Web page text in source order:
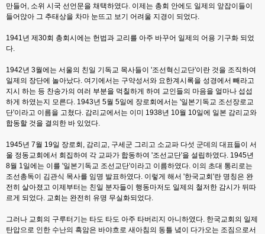
만들어, 소위 시국 선언문을 채택하였다. 이제는 총회 안에도 일제의 앞잡이들이
들어앉아 그 추태상을 차마 눈뜨고 보기 어려울 지경이 되었다.
1941년 제30회 총회시에는 헌법과 교리를 아주 바꾸어 일제의 어용 기구화 되었
다.
1942년 3월에는 서울의 친일 기독교 목사들이 '조선혁신교단'이란 것을 조직하여
일제의 장단에 놀아났다. 여기에서는 구약성서와 요한계시록을 성경에서 빼라고
지시 하는 등 찬송가의 여러 부분을 먹칠하게 하여 교인들의 마음을 얼마나 섭섭
하게 하였는지 모른다. 1943년 5월 5일에 장로회에서는 '일본기독교 조선장로교
단'이라고 이름을 고쳤다. 감리교에서는 이미 1938년 10월 10일에 일본 감리교와
합동할 것을 결의한 바 있었다.
1945년 7월 19일 장로회, 감리교, 구세군 그리고 소교파 다섯 군데의 대표들이 서
울 정동교회에서 회집하여 각 교파가 합동하여 '조선교단'을 설립하였다. 1945년
8월 1일에는 이를 '일본기독교 조선교단'이라고 이름하였다. 이의 초대 통리로는
조선총독이 김관식 목사를 임명 발표하였다. 이렇게 해서 '한국교회'란 명칭은 완
전히 살아졌고 이제부터는 친일 분자들이 행동마저도 일제의 철저한 감시가 뒤따
르게 되었다. 교회는 완전히 유명 무실화되었다.
그러나 교회의 구루터기는 타도 타도 아주 타버리지 아니하였다. 한국교회의 일제
탄압으로 인한 수난의 흑암은 바야흐로 새아침의 동틀 녘이 다가오는 조짐으로서